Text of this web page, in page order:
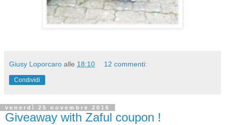
Giusy Loporcaro alle 18:10 12 commenti:
Condividi
venerdì 25 novembre 2016
Giveaway with Zaful coupon !